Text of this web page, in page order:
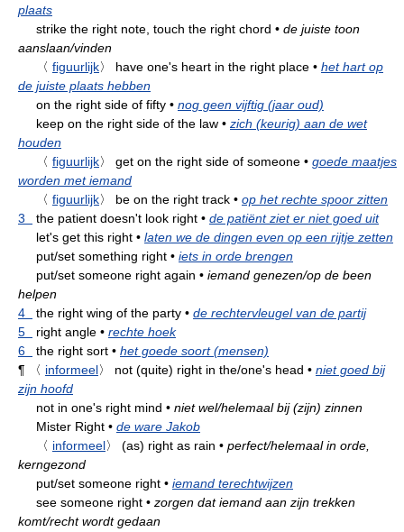
plaats
strike the right note, touch the right chord • de juiste toon
aanslaan/vinden
〈 figuurlijk〉 have one's heart in the right place • het hart op
de juiste plaats hebben
on the right side of fifty • nog geen vijftig (jaar oud)
keep on the right side of the law • zich (keurig) aan de wet
houden
〈 figuurlijk〉 get on the right side of someone • goede maatjes
worden met iemand
〈 figuurlijk〉 be on the right track • op het rechte spoor zitten
3
the patient doesn't look right • de patiënt ziet er niet goed uit
let's get this right • laten we de dingen even op een rijtje zetten
put/set something right • iets in orde brengen
put/set someone right again • iemand genezen/op de been
helpen
4
the right wing of the party • de rechtervleugel van de partij
5
right angle • rechte hoek
6
the right sort • het goede soort (mensen)
¶
〈 informeel〉 not (quite) right in the/one's head • niet goed bij
zijn hoofd
not in one's right mind • niet wel/helemaal bij (zijn) zinnen
Mister Right • de ware Jakob
〈 informeel〉 (as) right as rain • perfect/helemaal in orde,
kerngezond
put/set someone right • iemand terechtwijzen
see someone right • zorgen dat iemand aan zijn trekken
komt/recht wordt gedaan